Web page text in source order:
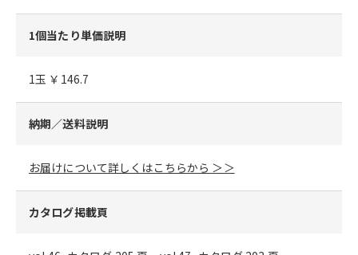
1個当たり単価説明
1玉 ￥146.7
納期／送料説明
お届けについて詳しくはこちらから ＞＞
カタログ掲載頁